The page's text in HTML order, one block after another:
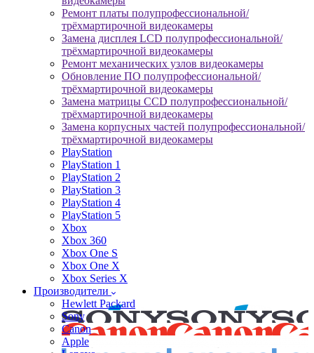
Ремонт платы полупрофессиональной/
трёхмартирочной видеокамеры
Замена дисплея LCD полупрофессиональной/
трёхмартирочной видеокамеры
Ремонт механических узлов видеокамеры
Обновление ПО полупрофессиональной/
трёхмартирочной видеокамеры
Замена матрицы CCD полупрофессиональной/
трёхмартирочной видеокамеры
Замена корпусных частей полупрофессиональной/
трёхмартирочной видеокамеры
PlayStation
PlayStation 1
PlayStation 2
PlayStation 3
PlayStation 4
PlayStation 5
Xbox
Xbox 360
Xbox One S
Xbox One X
Xbox Series X
Производители
Hewlett Packard
Sony
Canon
Apple